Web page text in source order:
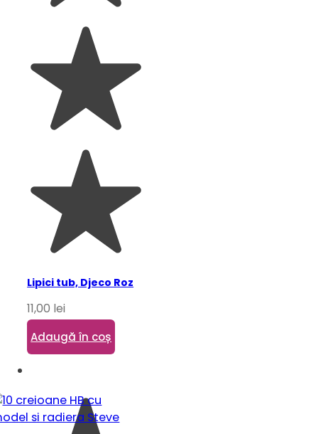
Lipici tub, Djeco Roz
11,00 lei
Adaugă în coș